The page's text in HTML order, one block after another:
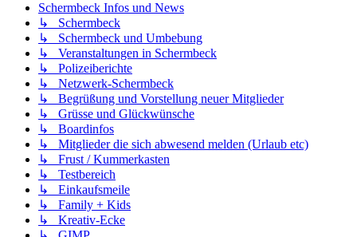
Schermbeck Infos und News
↳ Schermbeck
↳ Schermbeck und Umbebung
↳ Veranstaltungen in Schermbeck
↳ Polizeiberichte
↳ Netzwerk-Schermbeck
↳ Begrüßung und Vorstellung neuer Mitglieder
↳ Grüsse und Glückwünsche
↳ Boardinfos
↳ Mitglieder die sich abwesend melden (Urlaub etc)
↳ Frust / Kummerkasten
↳ Testbereich
↳ Einkaufsmeile
↳ Family + Kids
↳ Kreativ-Ecke